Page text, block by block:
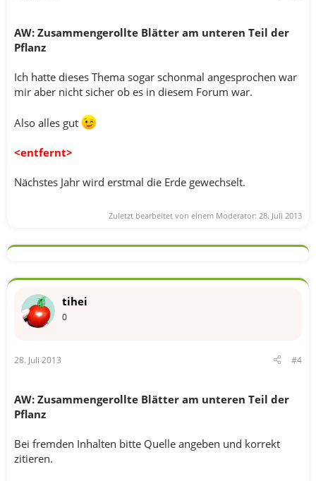
AW: Zusammengerollte Blätter am unteren Teil der
Pflanz
Ich hatte dieses Thema sogar schonmal angesprochen war
mir aber nicht sicher ob es in diesem Forum war.
Also alles gut
<entfernt>
Nächstes Jahr wird erstmal die Erde gewechselt.
Zuletzt bearbeitet von einem Moderator: 28. Juli 2013
tihei
0
28. Juli 2013 #4
AW: Zusammengerollte Blätter am unteren Teil der
Pflanz
Bei fremden Inhalten bitte Quelle angeben und korrekt
zitieren.